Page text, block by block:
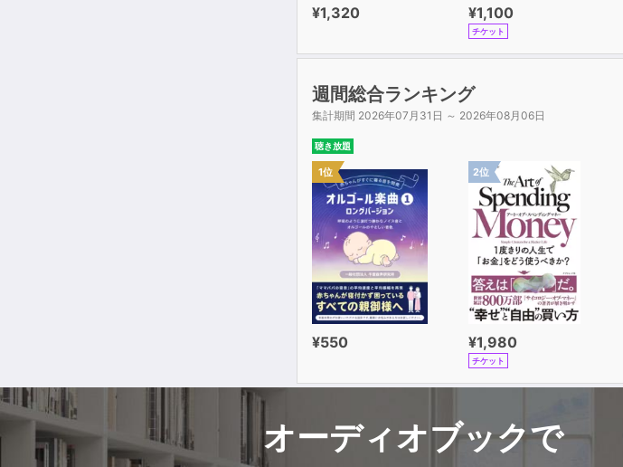
¥1,320 ¥1,100
チケット
週間総合ランキング
集計期間 2026年07月31日 ～ 2026年08月06日
聴き放題
1位
¥550
2位
¥1,980
チケット
オーディオブックで